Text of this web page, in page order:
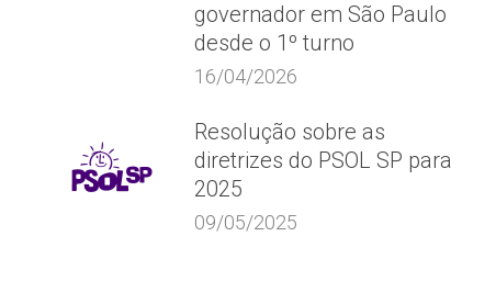
governador em São Paulo
desde o 1º turno
16/04/2026
Resolução sobre as
diretrizes do PSOL SP para
2025
09/05/2025